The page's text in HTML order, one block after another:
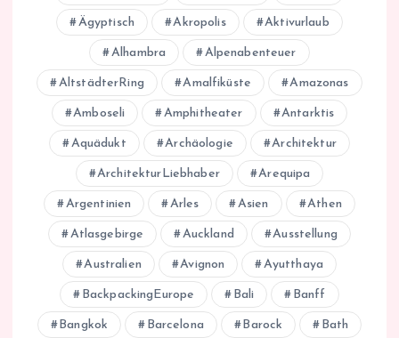
Ägyptisch Akropolis Aktivurlaub
Alhambra Alpenabenteuer
AltstädterRing Amalfiküste Amazonas
Amboseli Amphitheater Antarktis
Aquädukt Archäologie Architektur
ArchitekturLiebhaber Arequipa
Argentinien Arles Asien Athen
Atlasgebirge Auckland Ausstellung
Australien Avignon Ayutthaya
BackpackingEurope Bali Banff
Bangkok Barcelona Barock Bath